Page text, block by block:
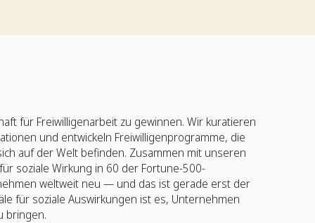
für Freiwilligenarbeit zu gewinnen. Wir kuratieren
und entwickeln Freiwilligenprogramme, die
auf der Welt befinden. Zusammen mit unseren
soziale Wirkung in 60 der Fortune-500-
weltweit neu — und das ist gerade erst der
für soziale Auswirkungen ist es, Unternehmen
bringen.